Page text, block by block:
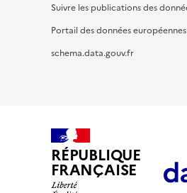
Suivre les publications des
Portail des données européennes
schema.data.gouv.fr
RÉPUBLIQUE
FRANÇAISE